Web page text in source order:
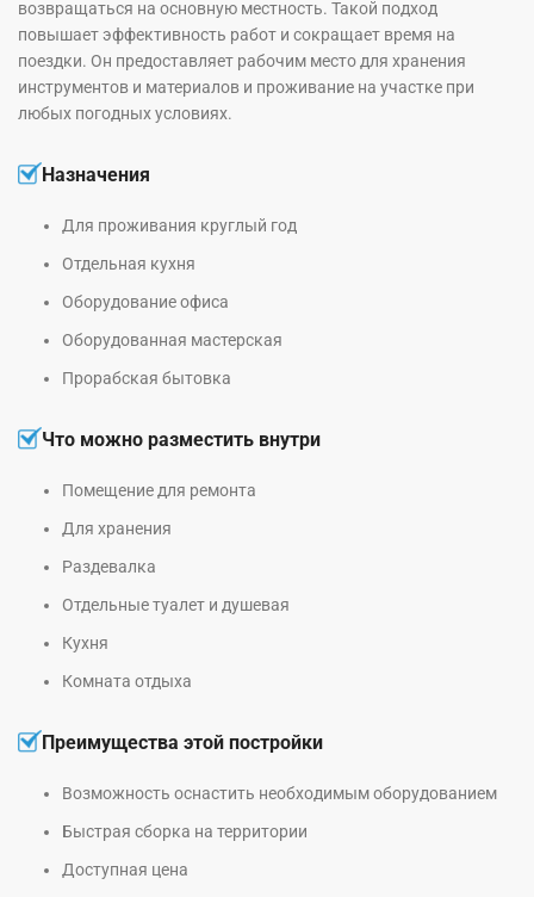
возвращаться на основную местность. Такой подход
повышает эффективность работ и сокращает время на
поездки. Он предоставляет рабочим место для хранения
инструментов и материалов и проживание на участке при
любых погодных условиях.
Назначения
Для проживания круглый год
Отдельная кухня
Оборудование офиса
Оборудованная мастерская
Прорабская бытовка
Что можно разместить внутри
Помещение для ремонта
Для хранения
Раздевалка
Отдельные туалет и душевая
Кухня
Комната отдыха
Преимущества этой постройки
Возможность оснастить необходимым оборудованием
Быстрая сборка на территории
Доступная цена